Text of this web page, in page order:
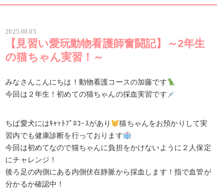
2025.08.05
【見習い愛玩動物看護師奮闘記】～2年生
の猫ちゃん実習！～
みなさんこんにちは！動物看護コースの加藤です
今回は２年生！初めての猫ちゃんの採血実習です
ちば愛犬にはｷｬｯﾄﾌﾟﾛｺｰｽがあり
猫ちゃんをお預かりして実
習内でも健康診断を行っております
今回は初めてなので猫ちゃんに負担をかけないように２人保定
にチャレンジ！
後ろ足の内側にある内側伏在静脈から採血します！指で血管が
分かるか確認中！